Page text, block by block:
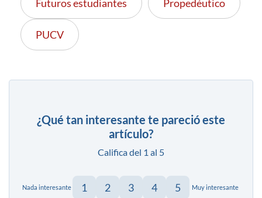
Futuros estudiantes Propedéutico
PUCV
¿Qué tan interesante te pareció este
artículo?
Califica del 1 al 5
Nada interesante 1 2 3 4 5 Muy interesante